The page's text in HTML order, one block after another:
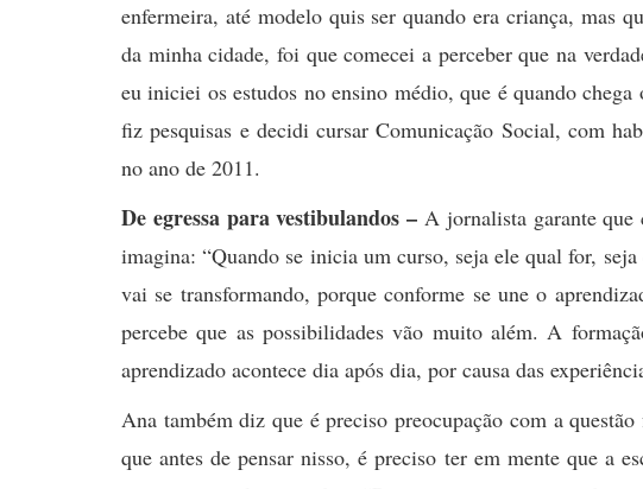
enfermeira, até modelo quis ser quando era criança, mas
da minha cidade, foi que comecei a perceber que na
eu iniciei os estudos no ensino médio, que é quando
fiz pesquisas e decidi cursar Comunicação Social, com
no ano de 2011.
De egressa para vestibulandos –A jornalista garante que
imagina: “Quando se inicia um curso, seja ele qual for,
vai se transformando, porque conforme se une o
percebe que as possibilidades vão muito além. A
aprendizado acontece dia após dia, por causa das
Ana também diz que é preciso preocupação com a
que antes de pensar nisso, é preciso ter em mente que a